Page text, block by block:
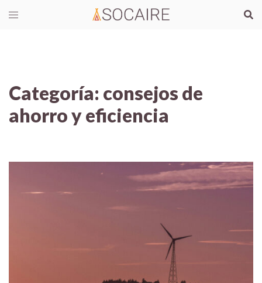
Categoría: consejos de
ahorro y eficiencia